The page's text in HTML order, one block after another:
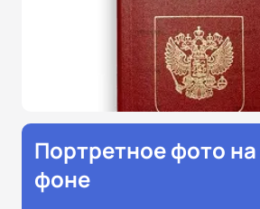
Портретное фото
фоне